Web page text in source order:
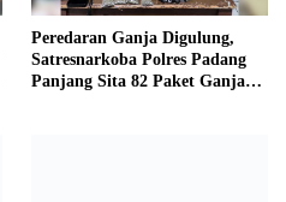
Peredaran Ganja Digulung,
Satresnarkoba Polres Padang
Panjang Sita 82 Paket Ganja